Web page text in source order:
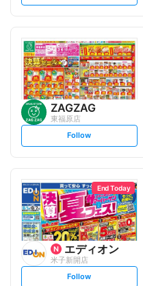
t
o
w
ZAGZAG
東福原店
s
t
o
w
Follow
End Today
エディオン
米子新開店
s
Follow